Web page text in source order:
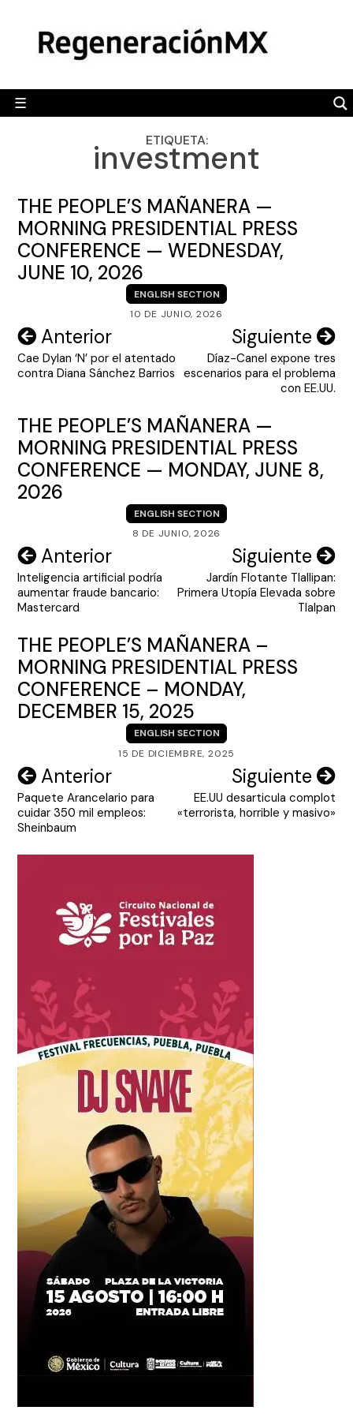
content
☰
POLÍTICA
CAMALEÓN
OPINIÓN
ENGLISH SECTION
VIDEOS
ETIQUETA:
investment
THE PEOPLE’S MAÑANERA —
MORNING PRESIDENTIAL PRESS
CONFERENCE — WEDNESDAY,
JUNE 10, 2026
ENGLISH SECTION
10 DE JUNIO, 2026
Navegación
de
Anterior
Cae Dylan ‘N’ por el atentado
contra Diana Sánchez Barrios
Siguiente
Díaz-Canel expone tres
escenarios para el problema
con EE.UU.
THE PEOPLE’S MAÑANERA —
MORNING PRESIDENTIAL PRESS
CONFERENCE — MONDAY, JUNE 8,
2026
ENGLISH SECTION
8 DE JUNIO, 2026
Navegación
de
entradas
Anterior
Inteligencia artificial podría
aumentar fraude bancario:
Mastercard
Siguiente
Jardín Flotante Tlallipan:
Primera Utopía Elevada sobre
Tlalpan
THE PEOPLE’S MAÑANERA –
MORNING PRESIDENTIAL PRESS
CONFERENCE – MONDAY,
DECEMBER 15, 2025
ENGLISH SECTION
15 DE DICIEMBRE, 2025
Navegación
de
entradas
Anterior
Paquete Arancelario para
cuidar 350 mil empleos:
Sheinbaum
Siguiente
EE.UU desarticula complot
«terrorista, horrible y masivo»